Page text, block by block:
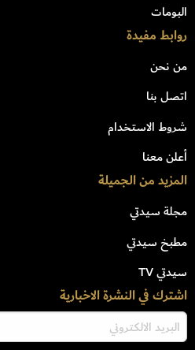
البومات
روابط مفيدة
من نحن
اتصل بنا
شروط الاستخدام
أعلن معنا
المزيد من الجميلة
مجلة سيدتي
مطبخ سيدتي
سيدتي TV
اشترك في النشرة الاخبارية